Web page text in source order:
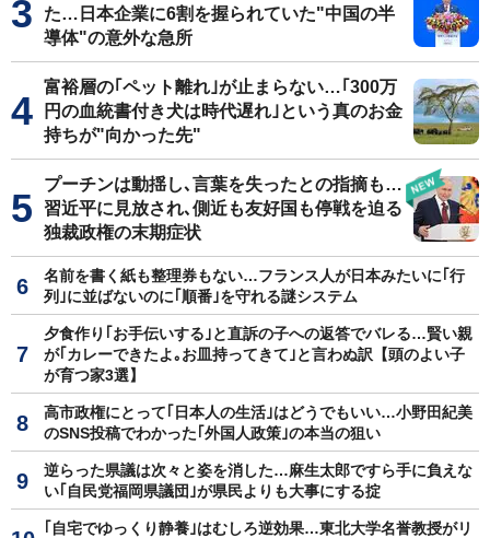
た…日本企業に6割を握られていた"中国の半
導体"の意外な急所
富裕層の｢ペット離れ｣が止まらない…｢300万
円の血統書付き犬は時代遅れ｣という真のお金
持ちが"向かった先"
プーチンは動揺し､言葉を失ったとの指摘も…
習近平に見放され､側近も友好国も停戦を迫る
独裁政権の末期症状
名前を書く紙も整理券もない…フランス人が日本みたいに｢行
列｣に並ばないのに｢順番｣を守れる謎システム
夕食作り｢お手伝いする｣と直訴の子への返答でバレる…賢い親
が｢カレーできたよ｡お皿持ってきて｣と言わぬ訳【頭のよい子
が育つ家3選】
高市政権にとって｢日本人の生活｣はどうでもいい…小野田紀美
のSNS投稿でわかった｢外国人政策｣の本当の狙い
逆らった県議は次々と姿を消した…麻生太郎ですら手に負えな
い｢自民党福岡県議団｣が県民よりも大事にする掟
｢自宅でゆっくり静養｣はむしろ逆効果…東北大学名誉教授がリ